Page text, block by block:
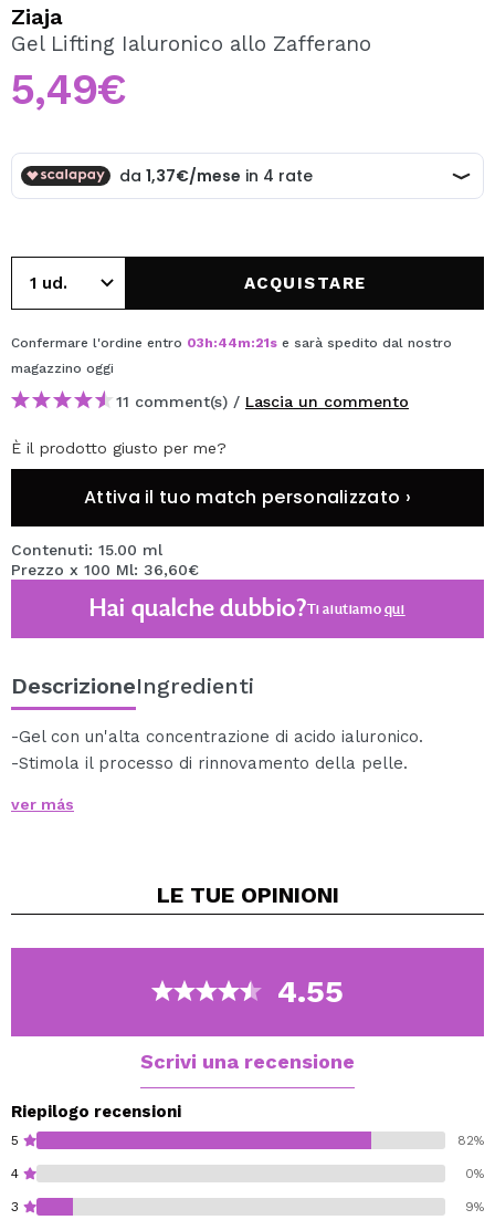
Creando un account su Maquibeauty.it potrai fare i tuoi
acquisti velocemente, controllare lo stato dei tuoi ordini e
consultare le tue operazioni precedenti.
CREARE UN ACCOUNT
Ziaja
Gel Lifting Ialuronico allo Zafferano
5,49€
ACQUISTARE
Confermare l'ordine entro 03h:44m:21s e sarà spedito dal nostro
magazzino oggi
11 comment(s) / Lascia un commento
È il prodotto giusto per me?
Attiva il tuo match personalizzato ›
Contenuti: 15.00 ml
Prezzo x 100 Ml: 36,60€
Hai qualche dubbio?Ti aiutiamoqui
DescrizioneIngredienti
-Gel con un'alta concentrazione di acido ialuronico.
-Stimola il processo di rinnovamento della pelle.
-Aumenta la sintesi di collagene e acido ialuronico.
questo link.
ver más
LE TUE OPINIONI
4.55
Scrivi una recensione
Riepilogo recensioni
5 82%
4 0%
3 9%